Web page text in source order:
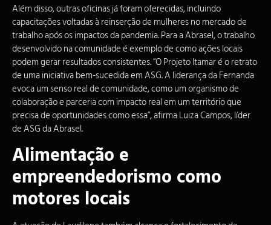
Além disso, outras oficinas já foram oferecidas, incluindo
capacitações voltadas à reinserção de mulheres no mercado de
trabalho após os impactos da pandemia. Para a Abrasel, o trabalho
desenvolvido na comunidade é exemplo de como ações locais
podem gerar resultados consistentes. “O Projeto Itamar é o retrato
de uma iniciativa bem-sucedida em ASG. A liderança da Fernanda
evoca um senso real de comunidade, como um organismo de
colaboração e parceria com impacto real em um território que
precisa de oportunidades como essa”, afirma Luiza Campos, líder
de ASG da Abrasel.
Alimentação e
empreendedorismo como
motores locais